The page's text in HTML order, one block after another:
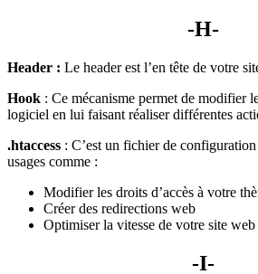
-H-
Header : Le header est l’en tête de votre
Hook : Ce mécanisme permet de modifier
logiciel en lui faisant réaliser différentes
.htaccess : C’est un fichier de
usages comme :
Modifier les droits d’accès à votre
Créer des redirections web
Optimiser la vitesse de votre site web
-I-